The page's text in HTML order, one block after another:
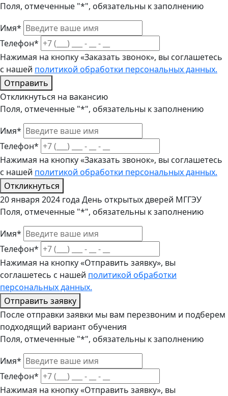
Поля, отмеченные "*", обязательны к заполнению
Имя*
Телефон*
Нажимая на кнопку «Заказать звонок», вы соглашетесь
с нашей политикой обработки персональных данных.
Отправить
Откликнуться на вакансию
Поля, отмеченные "*", обязательны к заполнению
Имя*
Телефон*
Нажимая на кнопку «Заказать звонок», вы соглашетесь
с нашей политикой обработки персональных данных.
Откликнуться
20 января 2024 года День открытых дверей МГГЭУ
Поля, отмеченные "*", обязательны к заполнению
Имя*
Телефон*
Нажимая на кнопку «Отправить заявку», вы
соглашетесь с нашей политикой обработки
персональных данных.
Отправить заявку
После отправки заявки мы вам перезвоним и подберем
подходящий вариант обучения
Поля, отмеченные "*", обязательны к заполнению
Имя*
Телефон*
Нажимая на кнопку «Отправить заявку», вы